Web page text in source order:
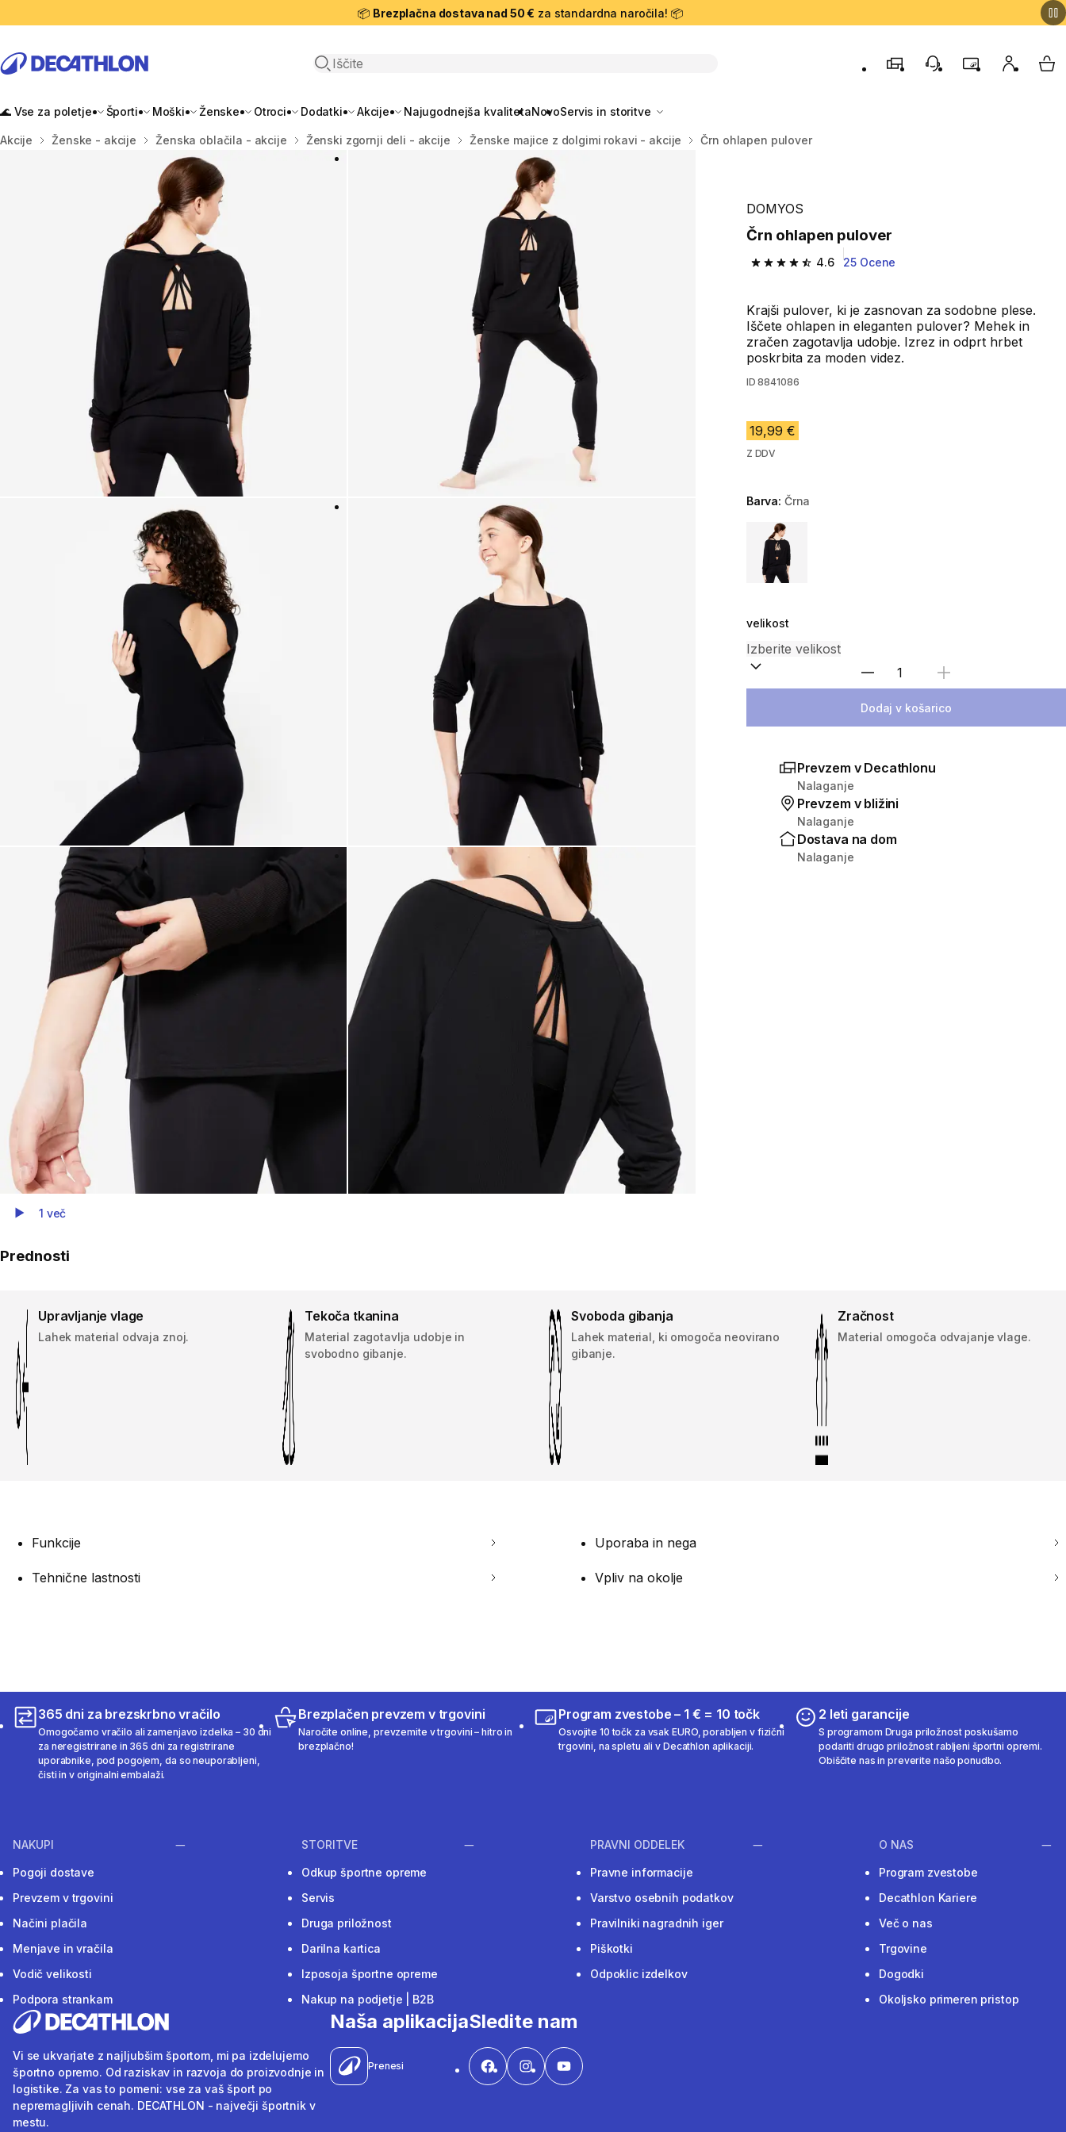
📦 Brezplačna dostava nad 50 € za standardna naročila! 📦
Odpri iskanje
TrgovinePodporo strankam
ProgramMoj račun
🌊 Vse za poletje Športi Moški Ženske Otroci Dodatki Akcije Najugodnejša kvalitetaNovoServis in storitve
Domov
Akcije Ženske - akcije Ženska oblačila - akcije Ženski zgornji deli - akcije Ženske majice z dolgimi rokavi - akcije Črn ohlapen pulover
Play Video
1 več
DOMYOS
Črn ohlapen pulover
4.6
4.6 od 5 zvezdic from 25 ocene
25 Ocene
Krajši pulover, ki je zasnovan za sodobne plese.
Iščete ohlapen in eleganten pulover? Mehek in
zračen zagotavlja udobje. Izrez in odprt hrbet
poskrbita za moden videz.
ID 8841086
19,99 €
Z DDV
Barva: Črna
Choose a variant
velikost
Izberite količino
Dodaj v košarico
Prevzem v Decathlonu
Nalaganje
Prevzem v bližini
Nalaganje
Dostava na dom
Nalaganje
Prednosti
Upravljanje vlage
Lahek material odvaja znoj.
Tekoča tkanina
Material zagotavlja udobje in
svobodno gibanje.
Svoboda gibanja
Lahek material, ki omogoča neovirano
gibanje.
Zračnost
Material omogoča odvajanje vlage.
Funkcije Uporaba in nega
Tehnične lastnosti Vpliv na okolje
365 dni za brezskrbno vračilo
Omogočamo vračilo ali zamenjavo izdelka – 30 dni
za neregistrirane in 365 dni za registrirane
uporabnike, pod pogojem, da so neuporabljeni,
čisti in v originalni embalaži.
Brezplačen prevzem v trgovini
Naročite online, prevzemite v trgovini – hitro in
brezplačno!
Program zvestobe – 1 € = 10 točk
Osvojite 10 točk za vsak EURO, porabljen v fizični
trgovini, na spletu ali v Decathlon aplikaciji.
2 leti garancije
S programom Druga priložnost poskušamo
podariti drugo priložnost rabljeni športni opremi.
Obiščite nas in preverite našo ponudbo.
NAKUPI
Pogoji dostave
Prevzem v trgovini
Načini plačila
Menjave in vračila
Vodič velikosti
Podpora strankam
STORITVE
Odkup športne opreme
Servis
Druga priložnost
Darilna kartica
Izposoja športne opreme
Nakup na podjetje | B2B
PRAVNI ODDELEK
Pravne informacije
Varstvo osebnih podatkov
Pravilniki nagradnih iger
Piškotki
Odpoklic izdelkov
O NAS
Program zvestobe
Decathlon Kariere
Več o nas
Trgovine
Dogodki
Okoljsko primeren pristop
Vi se ukvarjate z najljubšim športom, mi pa izdelujemo
športno opremo. Od raziskav in razvoja do proizvodnje in
logistike. Za vas to pomeni: vse za vaš šport po
nepremagljivih cenah. DECATHLON - največji športnik v
mestu.
Naša aplikacija
Prenesi
Sledite nam